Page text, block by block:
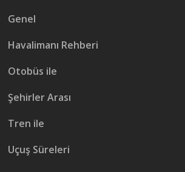
Genel
Havalimanı Rehberi
Otobüs ile
Şehirler Arası
Tren ile
Uçuş Süreleri